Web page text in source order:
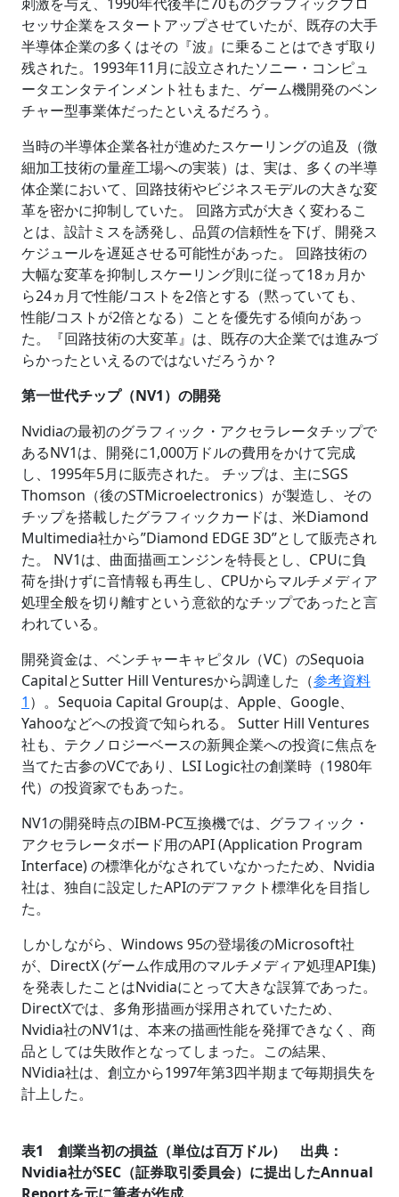
刺激を与え、1990年代後半に70ものグラフィックプロ
セッサ企業をスタートアップさせていたが、既存の大手
半導体企業の多くはその『波』に乗ることはできず取り
残された。1993年11月に設立されたソニー・コンピュ
ータエンタテインメント社もまた、ゲーム機開発のベン
チャー型事業体だったといえるだろう。
当時の半導体企業各社が進めたスケーリングの追及（微
細加工技術の量産工場への実装）は、実は、多くの半導
体企業において、回路技術やビジネスモデルの大きな変
革を密かに抑制していた。 回路方式が大きく変わるこ
とは、設計ミスを誘発し、品質の信頼性を下げ、開発ス
ケジュールを遅延させる可能性があった。 回路技術の
大幅な変革を抑制しスケーリング則に従って18ヵ月か
ら24ヵ月で性能/コストを2倍とする（黙っていても、
性能/コストが2倍となる）ことを優先する傾向があっ
た。『回路技術の大変革』は、既存の大企業では進みづ
らかったといえるのではないだろうか？
第一世代チップ（NV1）の開発
Nvidiaの最初のグラフィック・アクセラレータチップで
あるNV1は、開発に1,000万ドルの費用をかけて完成
し、1995年5月に販売された。 チップは、主にSGS
Thomson（後のSTMicroelectronics）が製造し、その
チップを搭載したグラフィックカードは、米Diamond
Multimedia社から”Diamond EDGE 3D”として販売され
た。 NV1は、曲面描画エンジンを特長とし、CPUに負
荷を掛けずに音情報も再生し、CPUからマルチメディア
処理全般を切り離すという意欲的なチップであったと言
われている。
開発資金は、ベンチャーキャピタル（VC）のSequoia
CapitalとSutter Hill Venturesから調達した（参考資料
1 ）。Sequoia Capital Groupは、Apple、Google、
Yahooなどへの投資で知られる。 Sutter Hill Ventures
社も、テクノロジーベースの新興企業への投資に焦点を
当てた古参のVCであり、LSI Logic社の創業時（1980年
代）の投資家でもあった。
NV1の開発時点のIBM-PC互換機では、グラフィック・
アクセラレータボード用のAPI (Application Program
Interface) の標準化がなされていなかったため、Nvidia
社は、独自に設定したAPIのデファクト標準化を目指し
た。
しかしながら、Windows 95の登場後のMicrosoft社
が、DirectX (ゲーム作成用のマルチメディア処理API集)
を発表したことはNvidiaにとって大きな誤算であった。
DirectXでは、多角形描画が採用されていたため、
Nvidia社のNV1は、本来の描画性能を発揮できなく、商
品としては失敗作となってしまった。この結果、
NVidia社は、創立から1997年第3四半期まで毎期損失を
計上した。
表1 創業当初の損益（単位は百万ドル） 出典：
Nvidia社がSEC（証券取引委員会）に提出したAnnual